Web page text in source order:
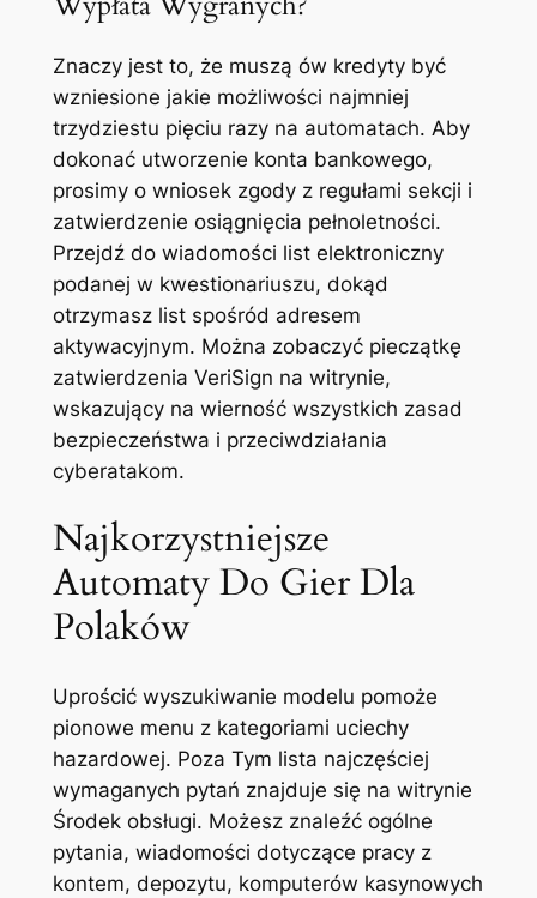
Znaczy jest to, że muszą ów kredyty być
wzniesione jakie możliwości najmniej
trzydziestu pięciu razy na automatach. Aby
dokonać utworzenie konta bankowego,
prosimy o wniosek zgody z regułami sekcji i
zatwierdzenie osiągnięcia pełnoletności.
Przejdź do wiadomości list elektroniczny
podanej w kwestionariuszu, dokąd
otrzymasz list spośród adresem
aktywacyjnym. Można zobaczyć pieczątkę
zatwierdzenia VeriSign na witrynie,
wskazujący na wierność wszystkich zasad
bezpieczeństwa i przeciwdziałania
cyberatakom.
Najkorzystniejsze
Automaty Do Gier Dla
Polaków
Uprościć wyszukiwanie modelu pomoże
pionowe menu z kategoriami uciechy
hazardowej. Poza Tym lista najczęściej
wymaganych pytań znajduje się na witrynie
Środek obsługi. Możesz znaleźć ogólne
pytania, wiadomości dotyczące pracy z
kontem, depozytu, komputerów kasynowych